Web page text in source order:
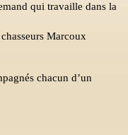
qui travaille dans la
Marcoux
chacun d’un